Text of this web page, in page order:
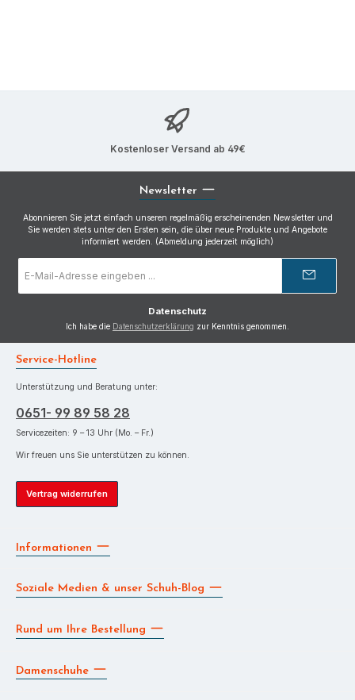
Kostenloser Versand ab 49€
Newsletter
Abonnieren Sie jetzt einfach unseren regelmäßig erscheinenden Newsletter und
Sie werden stets unter den Ersten sein, die über neue Produkte und Angebote
informiert werden. (Abmeldung jederzeit möglich)
Mail-
Datenschutz
Ich habe die Datenschutzerklärung zur Kenntnis genommen.
Service-Hotline
Unterstützung und Beratung unter:
0651- 99 89 58 28
Servicezeiten: 9 – 13 Uhr (Mo. – Fr.)
Wir freuen uns Sie unterstützen zu können.
Vertrag widerrufen
Informationen
Soziale Medien & unser Schuh-Blog
Rund um Ihre Bestellung
Damenschuhe